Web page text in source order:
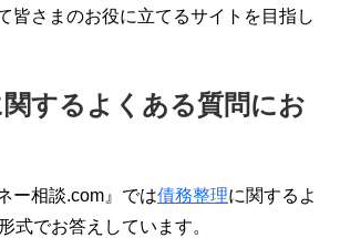
皆さまのお役に立てるサイトを目指し
するよくある質問にお
ー相談.com』では債務整理に関するよ
式でお答えしています。